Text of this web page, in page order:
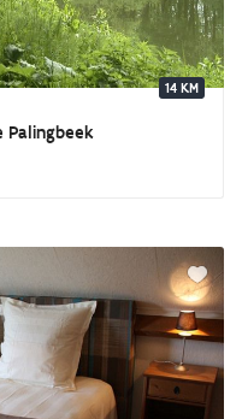
14 KM
Palingbeek